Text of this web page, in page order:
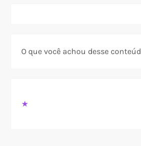
O que você achou desse
★